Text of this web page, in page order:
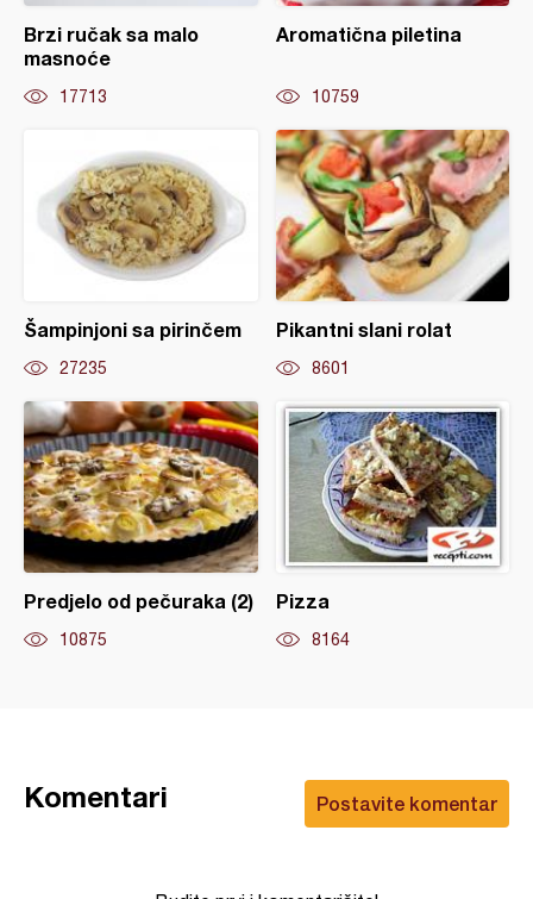
Brzi ručak sa malo
masnoće
17713
Aromatična piletina
10759
Šampinjoni sa pirinčem
27235
Pikantni slani rolat
8601
Predjelo od pečuraka (2)
10875
Pizza
8164
Postavite komentar
Komentari